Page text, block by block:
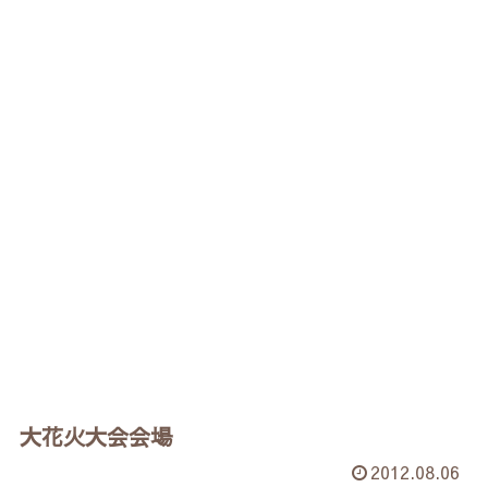
大花火大会会場
2012.08.06